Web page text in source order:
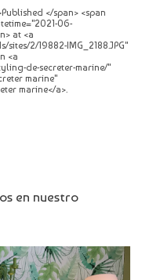
</span> <span
06-
at <a
2/19882-IMG_2188.JPG"
<a
de-secreter-marine/"
marine"
marine</a>.
en nuestro